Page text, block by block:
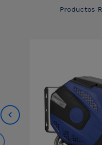
Productos